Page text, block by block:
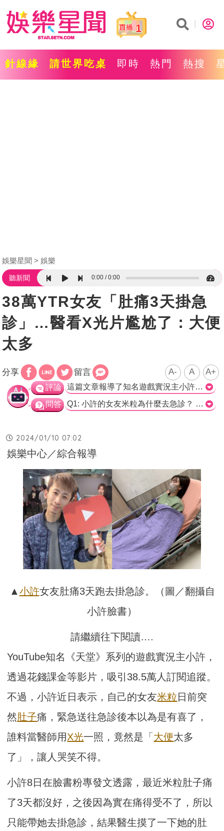
1
針線緣 請世界吃桌 即時 熱門 熱搜
娛樂星聞 娛樂
聽新聞 0:00 0:00
38萬YTR女友「肚痛3天掛急
診」…醫看X光片尷尬了：大便
太多
分享 留言 A- A A+
評論 這篇文章報導了知名遊戲實況主小許的女友米粒因肚子痛而被送往急診的故事。小許先以為米粒可能懷孕，但經過檢查後發現是因為大便太多導致肚子痛。這個故事引起了一些網友的回應和共鳴。 這篇文章使用輕鬆的口吻來報導這個故事，以幽默的方式描述了小許和米粒在醫院的經歷。這種報導風格讓讀者在閱讀過程中感到輕鬆愉快，有趣的經歷也引起了許多網友的討論。 這個故事也提醒了我們，有時候身體不適可能是因為一些意想不到的原因，而非嚴重的健康問題。不過，我們也應該意識到，經常出現肚子痛等症狀可能是身體有問題的警訊，應該及時就醫檢查。 此外，我們也應該避免將此類私人經歷當成笑料，儘管這篇文章可能是以幽默的方式報導，但是對於個人的健康狀況應該保持尊重和正確的態度。網友的回應中，有些人將這種經歷與自身或他人的經歷做比較，這樣的討論並不恰當，我們應該尊重每個人的隱私。 總的來說，這篇文章通過輕鬆幽默的方式報導了小許和米粒在醫院的趣事，吸引了許多網友的討論。作為讀者，我們應該適度保持對這類報導的娛樂性，同時要尊重每個人的隱私和身體健康。>
問答 Q1: 小許的女友米粒為什麼去急診？ a) 有喜了 b) 肚子痛 c) 受傷了 正確解答: b) 肚子痛 Q2: 醫生起初認為米粒可能是什麼原因造成肚子痛？ a) 急性婦科疾病 b) 腸胃炎 c) 懷孕 正確解答: c) 懷孕 Q3: 米粒的肚子痛原因最終是什麼？ a) 懷孕 b) 宿便 c) 腸胃炎 正確解答: b) 宿便
2024/01/10 07:02
娛樂中心／綜合報導
▲小許女友肚痛3天跑去掛急診。（圖／翻攝自
小許臉書）
請繼續往下閱讀….
YouTube知名《天堂》系列的遊戲實況主小許，
透過花錢課金等影片，吸引38.5萬人訂閱追蹤。
不過，小許近日表示，自己的女友米粒 日前突
然肚子痛，緊急送往急診後本以為是有喜了，
誰料當醫師用X光一照，竟然是「 大便太多
了」，讓人哭笑不得。
小許8日在臉書粉專發文透露，最近米粒肚子痛
了3天都沒好，之後因為實在痛得受不了，所以
只能帶她去掛急診，結果醫生摸了一下她的肚